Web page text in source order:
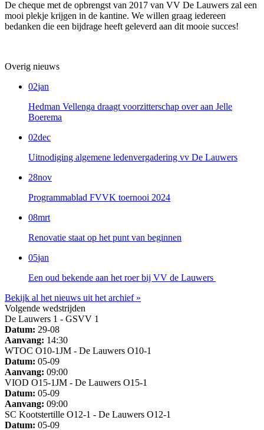
De cheque met de opbrengst van 2017 van VV De Lauwers zal een
mooi plekje krijgen in de kantine. We willen graag iedereen
bedanken die een bijdrage heeft geleverd aan dit mooie succes!
Overig nieuws
02jan
Hedman Vellenga draagt voorzitterschap over aan Jelle
Boerema
02dec
Uitnodiging algemene ledenvergadering vv De Lauwers
28nov
Programmablad FVVK toernooi 2024
08mrt
Renovatie staat op het punt van beginnen
05jan
Een oud bekende aan het roer bij VV de Lauwers
Bekijk al het nieuws uit het archief »
Volgende wedstrijden
De Lauwers 1 - GSVV 1
Datum: 29-08
Aanvang: 14:30
WTOC O10-1JM - De Lauwers O10-1
Datum: 05-09
Aanvang: 09:00
VIOD O15-1JM - De Lauwers O15-1
Datum: 05-09
Aanvang: 09:00
SC Kootstertille O12-1 - De Lauwers O12-1
Datum: 05-09